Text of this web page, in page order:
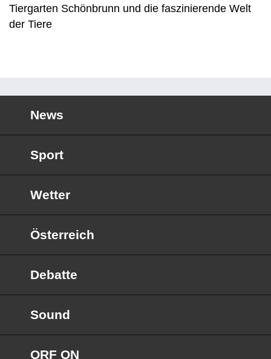
Tiergarten Schönbrunn und die faszinierende Welt
der Tiere
News
Sport
Wetter
Österreich
Debatte
Sound
ORF ON